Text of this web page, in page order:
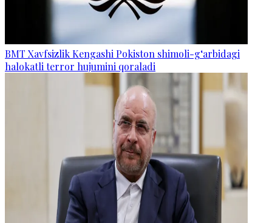
BMT Xavfsizlik Kengashi Pokiston shimoli-g‘arbidagi
halokatli terror hujumini qoraladi